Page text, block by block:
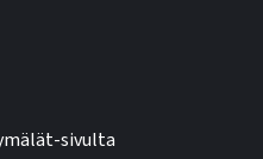
sivulta